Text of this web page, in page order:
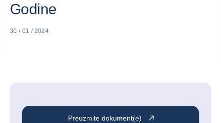
Godine
30 / 01 / 2024
Preuzmite dokument(e)